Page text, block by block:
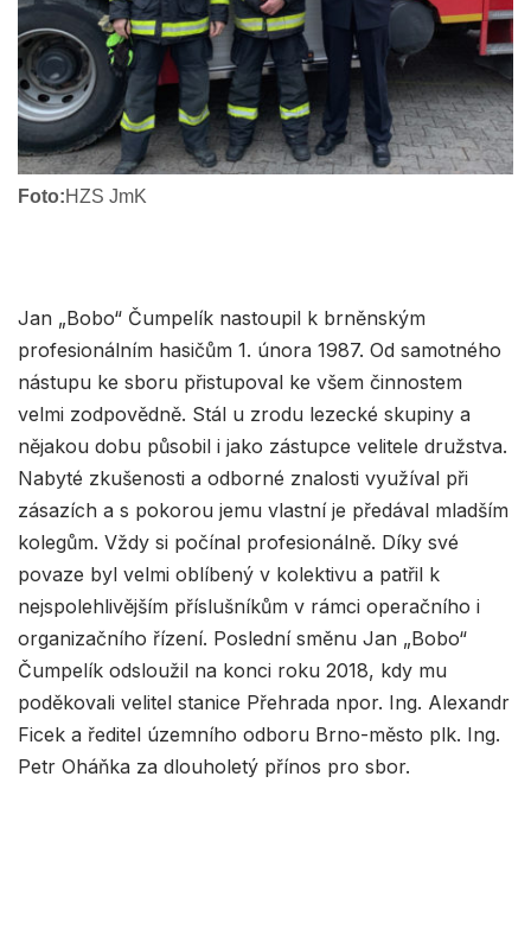
Foto:HZS JmK
Jan „Bobo“ Čumpelík nastoupil k brněnským
profesionálním hasičům 1. února 1987. Od samotného
nástupu ke sboru přistupoval ke všem činnostem
velmi zodpovědně. Stál u zrodu lezecké skupiny a
nějakou dobu působil i jako zástupce velitele družstva.
Nabyté zkušenosti a odborné znalosti využíval při
zásazích a s pokorou jemu vlastní je předával mladším
kolegům. Vždy si počínal profesionálně. Díky své
povaze byl velmi oblíbený v kolektivu a patřil k
nejspolehlivějším příslušníkům v rámci operačního i
organizačního řízení. Poslední směnu Jan „Bobo“
Čumpelík odsloužil na konci roku 2018, kdy mu
poděkovali velitel stanice Přehrada npor. Ing. Alexandr
Ficek a ředitel územního odboru Brno-město plk. Ing.
Petr Oháňka za dlouholetý přínos pro sbor.